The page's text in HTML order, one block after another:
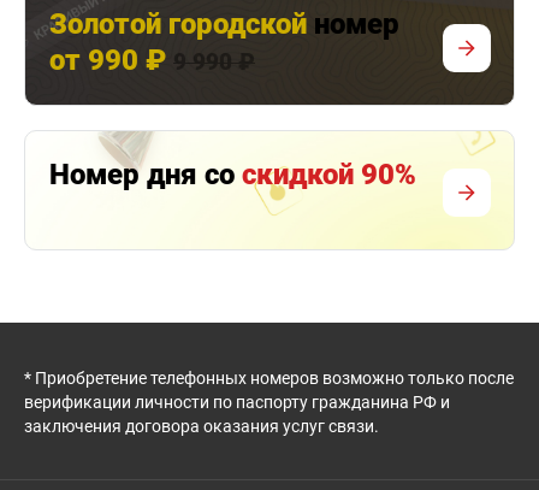
Золотой городской номер
от 990 ₽ 9 990 ₽
Номер дня со скидкой 90%
* Приобретение телефонных номеров возможно только после
верификации личности по паспорту гражданина РФ и
заключения договора оказания услуг связи.